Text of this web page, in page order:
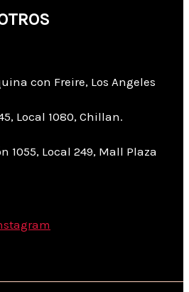
con Freire, Los Angeles
Local 1080, Chillan.
Local 249, Mall Plaza